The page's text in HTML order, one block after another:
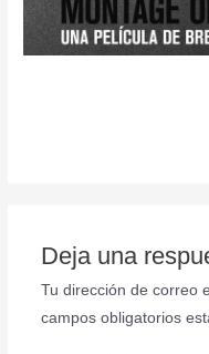
Deja una
Tu dirección de correo
campos obligatorios